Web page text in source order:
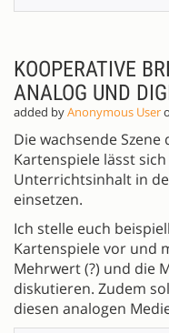
KOOPERATIVE
ANALOG UND
added byAnonymous User
Die wachsende
Kartenspiele lässt
Unterrichtsinhalt in
einsetzen.
Ich stelle euch
Kartenspiele vor und
Mehrwert (?) und die
diskutieren. Zudem
diesen analogen